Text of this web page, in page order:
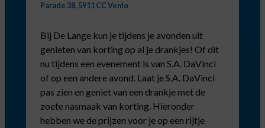
Parade 38, 5911 CC Venlo
Bij De Lange kun je tijdens je avonden uit
genieten van korting op al je drankjes! Of dit
nu tijdens een evenement is van S.A. DaVinci
of op een andere avond. Laat je S.A. DaVinci
pas zien en geniet van een drankje met de
zoete nasmaak van korting. Hieronder
hebben we de prijzen voor je op een rijtje